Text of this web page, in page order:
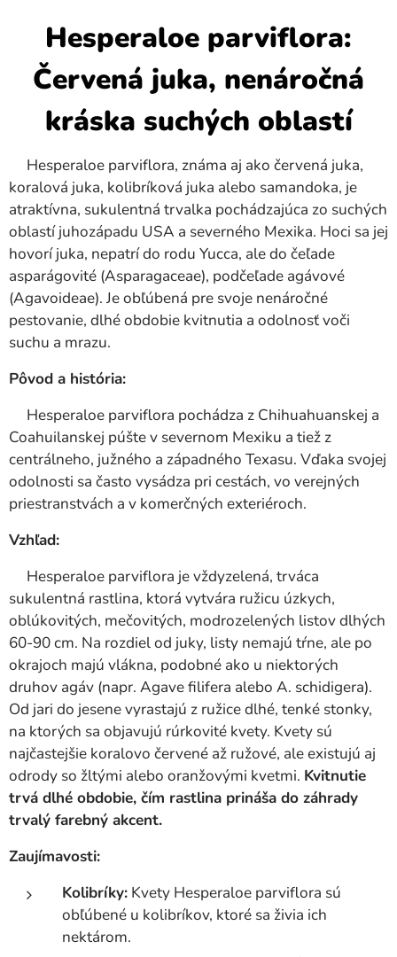
Hesperaloe parviflora:
Červená juka, nenáročná
kráska suchých oblastí
Hesperaloe parviflora, známa aj ako červená juka,
koralová juka, kolibríková juka alebo samandoka, je
atraktívna, sukulentná trvalka pochádzajúca zo suchých
oblastí juhozápadu USA a severného Mexika. Hoci sa jej
hovorí juka, nepatrí do rodu Yucca, ale do čeľade
asparágovité (Asparagaceae), podčeľade agávové
(Agavoideae). Je obľúbená pre svoje nenáročné
pestovanie, dlhé obdobie kvitnutia a odolnosť voči
suchu a mrazu.
Pôvod a história:
Hesperaloe parviflora pochádza z Chihuahuanskej a
Coahuilanskej púšte v severnom Mexiku a tiež z
centrálneho, južného a západného Texasu. Vďaka svojej
odolnosti sa často vysádza pri cestách, vo verejných
priestranstvách a v komerčných exteriéroch.
Vzhľad:
Hesperaloe parviflora je vždyzelená, trváca
sukulentná rastlina, ktorá vytvára ružicu úzkych,
oblúkovitých, mečovitých, modrozelených listov dlhých
60-90 cm. Na rozdiel od juky, listy nemajú tŕne, ale po
okrajoch majú vlákna, podobné ako u niektorých
druhov agáv (napr. Agave filifera alebo A. schidigera).
Od jari do jesene vyrastajú z ružice dlhé, tenké stonky,
na ktorých sa objavujú rúrkovité kvety. Kvety sú
najčastejšie koralovo červené až ružové, ale existujú aj
odrody so žltými alebo oranžovými kvetmi. Kvitnutie
trvá dlhé obdobie, čím rastlina prináša do záhrady
trvalý farebný akcent.
Zaujímavosti:
Kolibríky: Kvety Hesperaloe parviflora sú
obľúbené u kolibríkov, ktoré sa živia ich
nektárom.